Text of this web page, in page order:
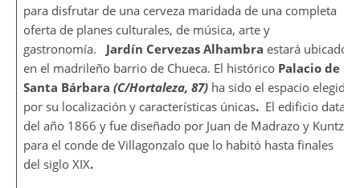
para disfrutar de una cerveza maridada de una completa
oferta de planes culturales, de música, arte y
gastronomía. Jardín Cervezas Alhambra estará ubicado
en el madrileño barrio de Chueca. El histórico Palacio de
Santa Bárbara (C/Hortaleza, 87) ha sido el espacio elegido
por su localización y características únicas. El edificio data
del año 1866 y fue diseñado por Juan de Madrazo y Kuntz,
para el conde de Villagonzalo que lo habitó hasta finales
del siglo XIX.